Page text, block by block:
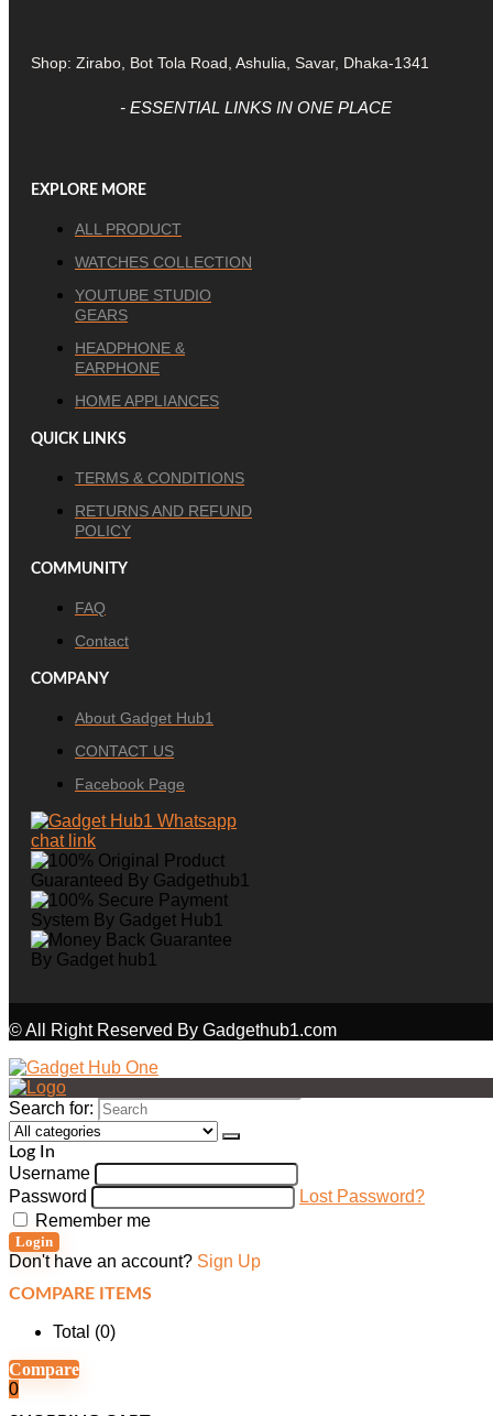
Shop: Zirabo, Bot Tola Road, Ashulia, Savar, Dhaka-1341
- ESSENTIAL LINKS IN ONE PLACE
EXPLORE MORE
ALL PRODUCT
WATCHES COLLECTION
YOUTUBE STUDIO
GEARS
HEADPHONE &
EARPHONE
HOME APPLIANCES
QUICK LINKS
TERMS & CONDITIONS
RETURNS AND REFUND
POLICY
COMMUNITY
FAQ
Contact
COMPANY
About Gadget Hub1
CONTACT US
Facebook Page
© All Right Reserved By Gadgethub1.com
Search for:
Log In
Username
Password
Lost Password?
Remember me
Login
Don't have an account? Sign Up
COMPARE ITEMS
Total (0)
Compare
0